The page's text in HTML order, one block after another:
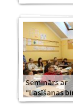
Seminārs ar
“Lasīšanas